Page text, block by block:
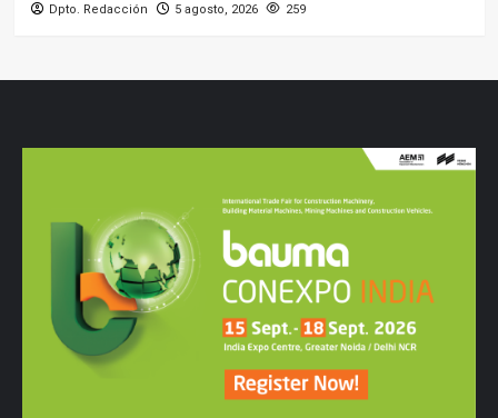
Dpto. Redacción 5 agosto, 2026 259